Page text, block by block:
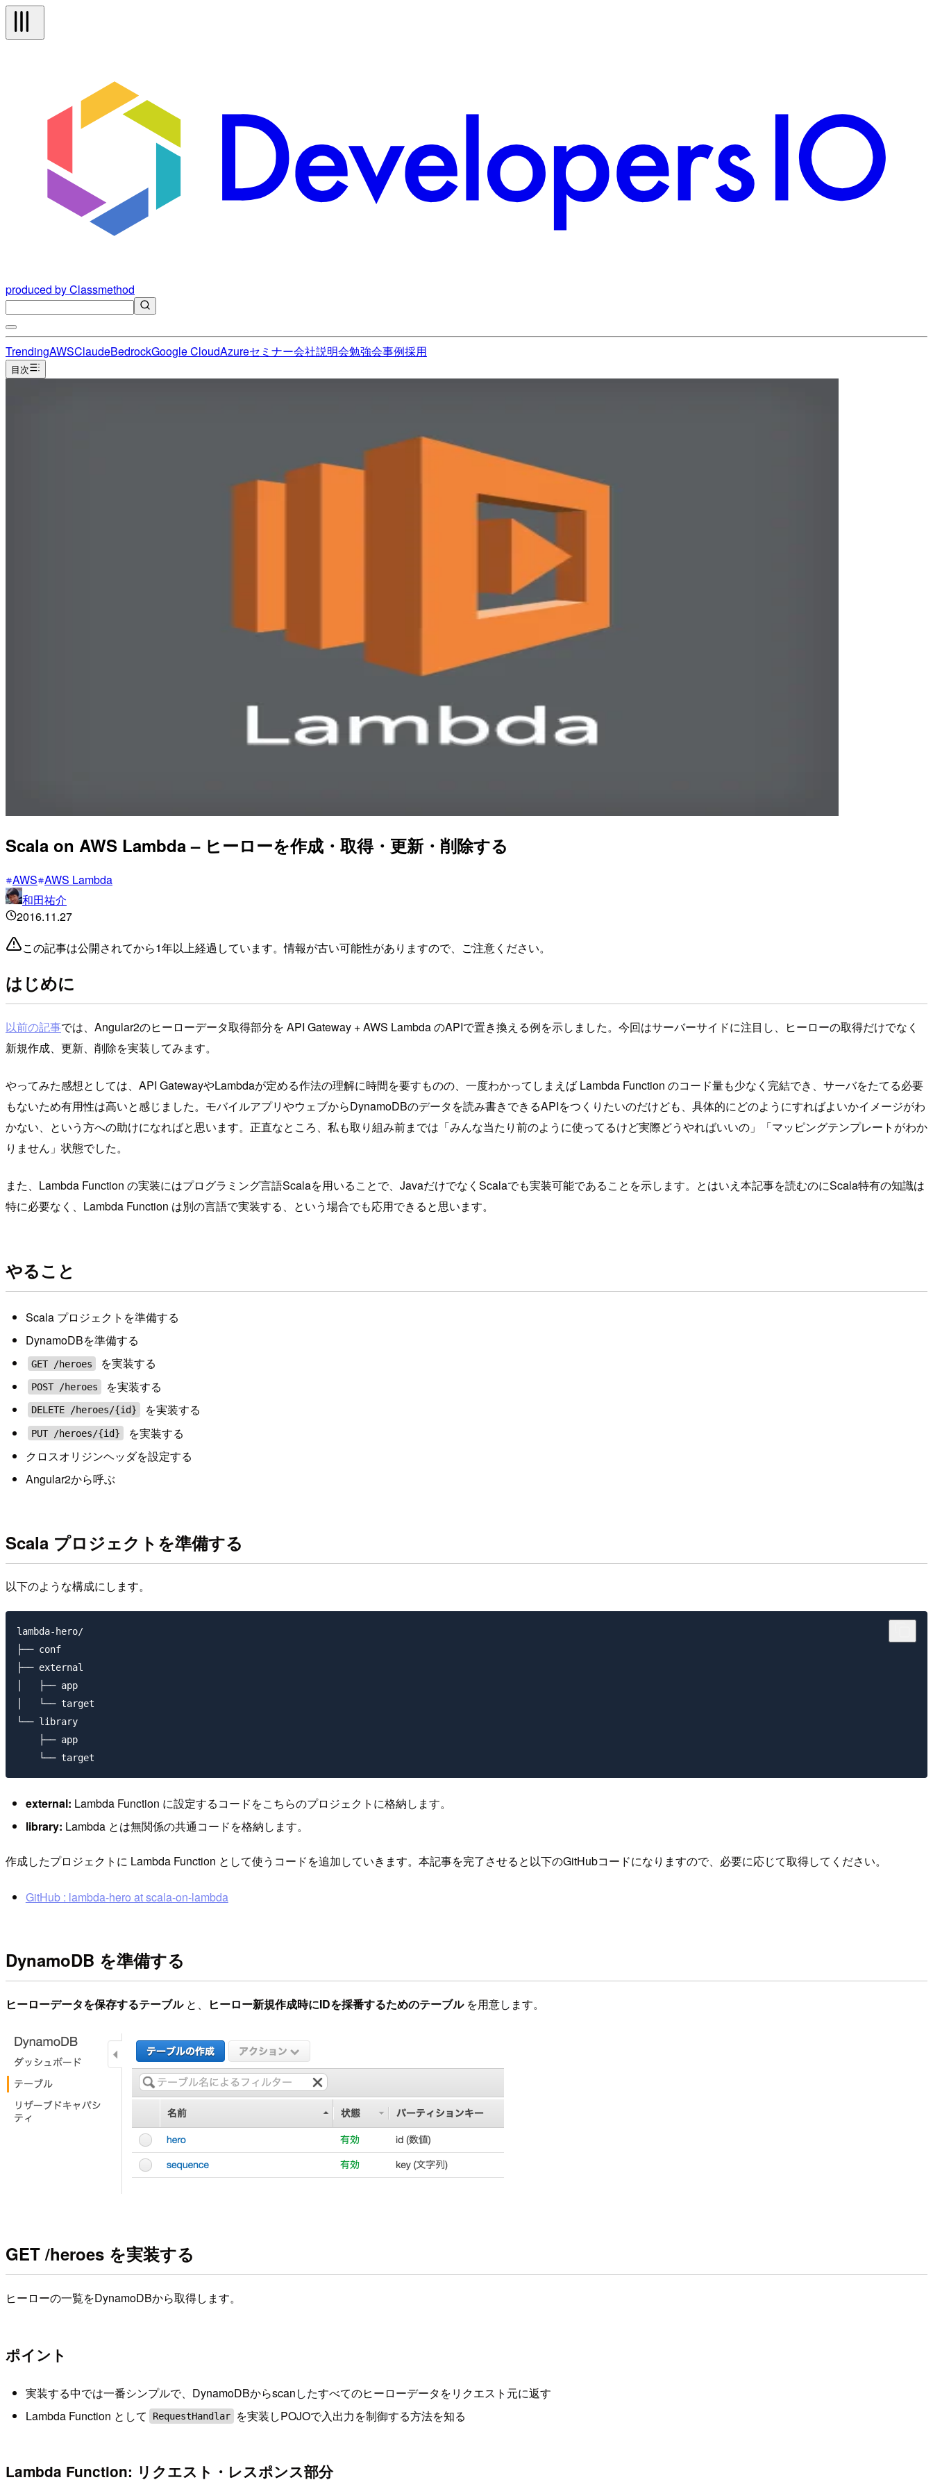
produced by Classmethod
TrendingAWSClaudeBedrockGoogle CloudAzureセミナー会社説明会勉強会事例採用
目次
Scala on AWS Lambda – ヒーローを作成・取得・更新・削除する
AWS AWS Lambda
和田祐介
2016.11.27
この記事は公開されてから1年以上経過しています。情報が古い可能性がありますので、ご注意ください。
はじめに
以前の記事では、Angular2のヒーローデータ取得部分を API Gateway + AWS Lambda のAPIで置き換える例を示しました。今回はサーバーサイドに注目し、ヒーローの取得だけでなく
新規作成、更新、削除を実装してみます。
やってみた感想としては、API GatewayやLambdaが定める作法の理解に時間を要すものの、一度わかってしまえば Lambda Function のコード量も少なく完結でき、サーバをたてる必要
もないため有用性は高いと感じました。モバイルアプリやウェブからDynamoDBのデータを読み書きできるAPIをつくりたいのだけども、具体的にどのようにすればよいかイメージがわ
かない、という方への助けになればと思います。正直なところ、私も取り組み前までは「みんな当たり前のように使ってるけど実際どうやればいいの」「マッピングテンプレートがわか
りません」状態でした。
また、Lambda Function の実装にはプログラミング言語Scalaを用いることで、JavaだけでなくScalaでも実装可能であることを示します。とはいえ本記事を読むのにScala特有の知識は
特に必要なく、Lambda Function は別の言語で実装する、という場合でも応用できると思います。
やること
Scala プロジェクトを準備する
DynamoDBを準備する
GET /heroes を実装する
POST /heroes を実装する
DELETE /heroes/{id} を実装する
PUT /heroes/{id}
を実装する
クロスオリジンヘッダを設定する
Angular2から呼ぶ
Scala プロジェクトを準備する
以下のような構成にします。
lambda-hero/
├── conf
├── external
│   ├── app
│   └── target
└── library
├── app
external: Lambda Function に設定するコードをこちらのプロジェクトに格納します。
library: Lambda とは無関係の共通コードを格納します。
作成したプロジェクトに Lambda Function として使うコードを追加していきます。本記事を完了させると以下のGitHubコードになりますので、必要に応じて取得してください。
GitHub : lambda-hero at scala-on-lambda
DynamoDB を準備する
ヒーローデータを保存するテーブルと、 ヒーロー新規作成時にIDを採番するためのテーブルを用意します。
GET /heroes を実装する
ヒーローの一覧をDynamoDBから取得します。
ポイント
実装する中では一番シンプルで、DynamoDBからscanしたすべてのヒーローデータをリクエスト元に返す
Lambda Function として
RequestHandlar を実装しPOJOで入出力を制御する方法を知る
Lambda Function: リクエスト・レスポンス部分